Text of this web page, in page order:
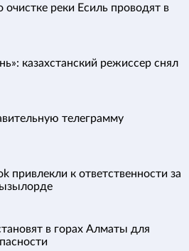
реки Есиль проводят в
казахстанский режиссер снял
телеграмму
привлекли к ответственности за
в горах Алматы для